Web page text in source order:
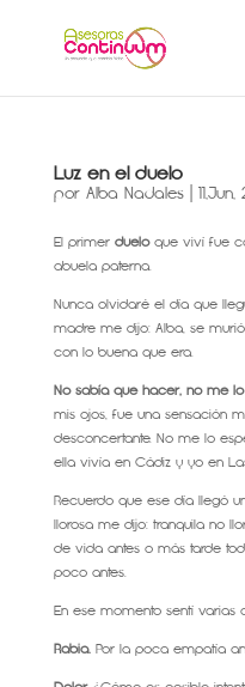
Luz en el duelo
por Alba Nadales|
El primer dueloque viví fue
abuela paterna.
Nunca olvidaré el día que
madre me dijo: Alba, se
con lo buena que era.
No sabía que hacer, no me
mis ojos, fue una sensación
desconcertante. No me lo
ella vivía en Cádiz y yo en
Recuerdo que ese día llegó
llorosa me dijo: tranquila no
de vida antes o más tarde
poco antes.
En ese momento sentí varias
Rabia.Por la poca empatía